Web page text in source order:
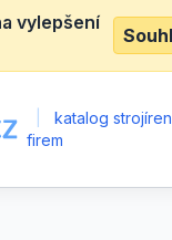
vylepšení
katalog
firem